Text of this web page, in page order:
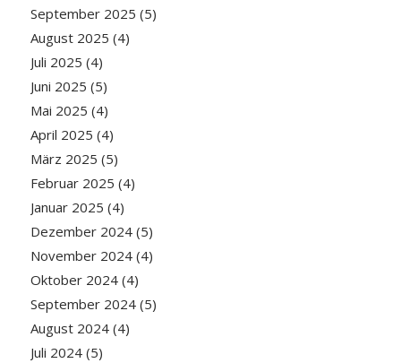
September 2025 (5)
August 2025 (4)
Juli 2025 (4)
Juni 2025 (5)
Mai 2025 (4)
April 2025 (4)
März 2025 (5)
Februar 2025 (4)
Januar 2025 (4)
Dezember 2024(5)
November 2024(4)
Oktober 2024(4)
September 2024(5)
August 2024(4)
Juli 2024(5)